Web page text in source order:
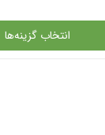
انتخاب گزینه‌ها